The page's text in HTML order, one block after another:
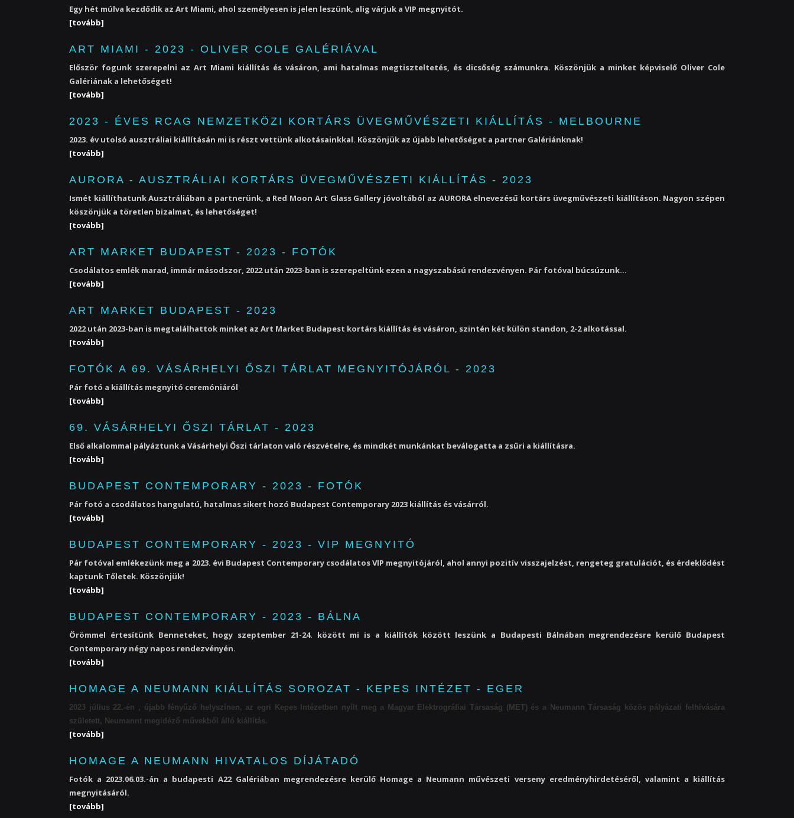
Egy hét múlva kezdődik az Art Miami, ahol személyesen is jelen leszünk, alig várjuk a VIP megnyitót.
[tovább]
ART MIAMI - 2023 - OLIVER COLE GALÉRIÁVAL
Először fogunk szerepelni az Art Miami kiállítás és vásáron, ami hatalmas megtiszteltetés, és dicsőség számunkra. Köszönjük a minket képviselő Oliver Cole
Galériának a lehetőséget!
[tovább]
2023 - ÉVES RCAG NEMZETKÖZI KORTÁRS ÜVEGMŰVÉSZETI KIÁLLÍTÁS - MELBOURNE
2023. év utolsó ausztráliai kiállításán mi is részt vettünk alkotásainkkal. Köszönjük az újabb lehetőséget a partner Galériánknak!
[tovább]
AURORA - AUSZTRÁLIAI KORTÁRS ÜVEGMŰVÉSZETI KIÁLLÍTÁS - 2023
Ismét kiállíthatunk Ausztráliában a partnerünk, a Red Moon Art Glass Gallery jóvoltából az AURORA elnevezésű kortárs üvegművészeti kiállításon. Nagyon szépen
köszönjük a töretlen bizalmat, és lehetőséget!
[tovább]
ART MARKET BUDAPEST - 2023 - FOTÓK
Csodálatos emlék marad, immár másodszor, 2022 után 2023-ban is szerepeltünk ezen a nagyszabású rendezvényen. Pár fotóval búcsúzunk...
[tovább]
ART MARKET BUDAPEST - 2023
2022 után 2023-ban is megtalálhattok minket az Art Market Budapest kortárs kiállítás és vásáron, szintén két külön standon, 2-2 alkotással.
[tovább]
FOTÓK A 69. VÁSÁRHELYI ŐSZI TÁRLAT MEGNYITÓJÁRÓL - 2023
Pár fotó a kiállítás megnyitó ceremóniáról
[tovább]
69. VÁSÁRHELYI ŐSZI TÁRLAT - 2023
Első alkalommal pályáztunk a Vásárhelyi Őszi tárlaton való részvételre, és mindkét munkánkat beválogatta a zsűri a kiállításra.
[tovább]
BUDAPEST CONTEMPORARY - 2023 - FOTÓK
Pár fotó a csodálatos hangulatú, hatalmas sikert hozó Budapest Contemporary 2023 kiállítás és vásárról.
[tovább]
BUDAPEST CONTEMPORARY - 2023 - VIP MEGNYITÓ
Pár fotóval emlékezünk meg a 2023. évi Budapest Contemporary csodálatos VIP megnyitójáról, ahol annyi pozitív visszajelzést, rengeteg gratulációt, és érdeklődést
kaptunk Tőletek. Köszönjük!
[tovább]
BUDAPEST CONTEMPORARY - 2023 - BÁLNA
Örömmel értesítünk Benneteket, hogy szeptember 21-24. között mi is a kiállítók között leszünk a Budapesti Bálnában megrendezésre kerülő Budapest
Contemporary négy napos rendezvényén.
[tovább]
HOMAGE A NEUMANN KIÁLLÍTÁS SOROZAT - KEPES INTÉZET - EGER
2023 július 22.-én , újabb fényűző helyszínen, az egri Kepes Intézetben nyílt meg a Magyar Elektrográfiai Társaság (MET) és a Neumann Társaság közös pályázati felhívására
született, Neumannt megidéző művekből álló kiállítás.
[tovább]
HOMAGE A NEUMANN HIVATALOS DÍJÁTADÓ
Fotók a 2023.06.03.-án a budapesti A22 Galériában megrendezésre kerülő Homage a Neumann művészeti verseny eredményhirdetéséről, valamint a kiállítás
megnyitásáról.
[tovább]